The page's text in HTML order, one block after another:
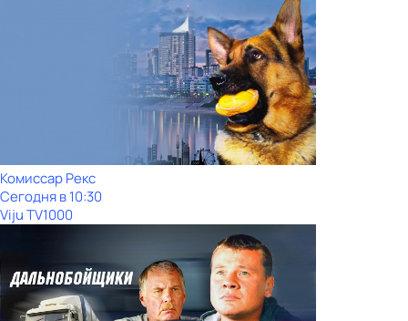
Комиссар Рекс
Сегодня в 10:30
Viju TV1000